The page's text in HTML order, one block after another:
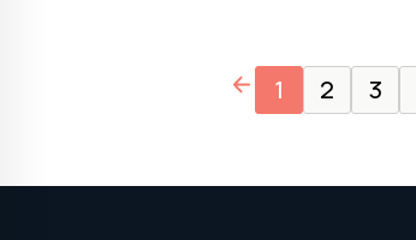
page left arrow
1 2 3